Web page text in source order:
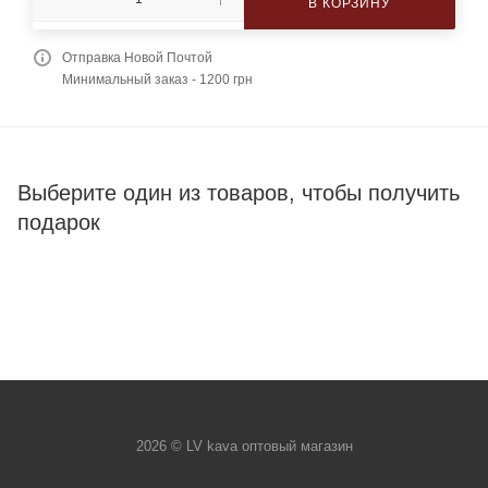
В КОРЗИНУ
Отправка Новой Почтой
Минимальный заказ - 1200 грн
Выберите один из товаров, чтобы получить
подарок
2026 © LV kava оптовый магазин